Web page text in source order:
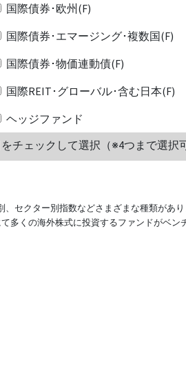
国際債券･欧州(F)
国際債券･エマージング･複数国(F)
国際債券･物価連動債(F)
国際REIT･グローバル･含む日本(F)
ヘッジファンド
チェックして選択（※4つまで選択可
セクター別指数などさまざまな種類があり
多くの海外株式に投資するファンドがベン